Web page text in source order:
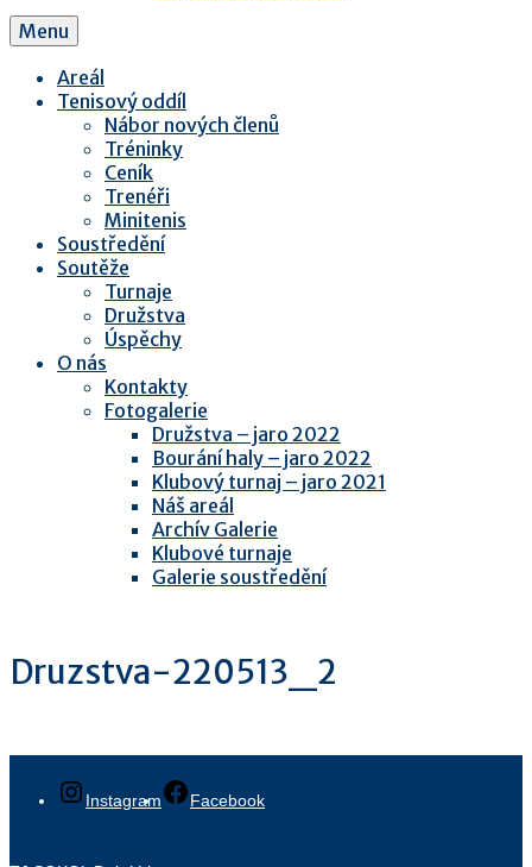
Menu
Areál
Tenisový oddíl
Nábor nových členů
Tréninky
Ceník
Trenéři
Minitenis
Soustředění
Soutěže
Turnaje
Družstva
Úspěchy
O nás
Kontakty
Fotogalerie
Družstva – jaro 2022
Bourání haly – jaro 2022
Klubový turnaj – jaro 2021
Náš areál
Archív Galerie
Klubové turnaje
Galerie soustředění
Druzstva-220513_2
Instagram Facebook